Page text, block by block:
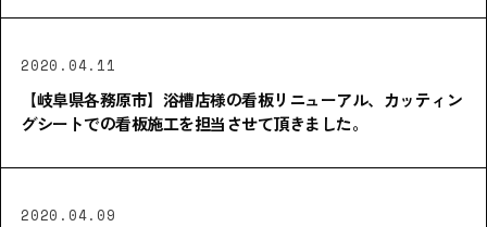
2020.04.11
【岐阜県各務原市】浴槽店様の看板リニューアル、カッティン
グシートでの看板施工を担当させて頂きました。
2020.04.09